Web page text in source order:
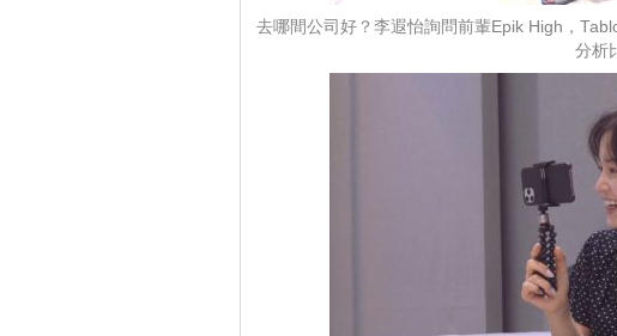
去哪間公司好？李遐怡詢問前輩Epik High，
分析